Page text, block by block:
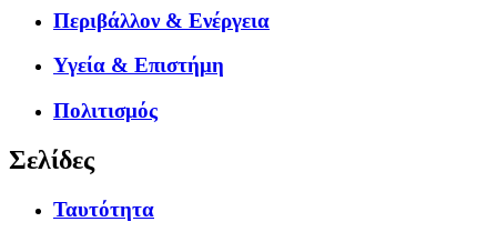
Περιβάλλον & Ενέργεια
Υγεία & Επιστήμη
Πολιτισμός
Σελίδες
Ταυτότητα